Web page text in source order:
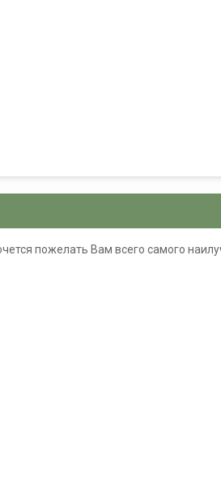
пожелать Вам всего самого